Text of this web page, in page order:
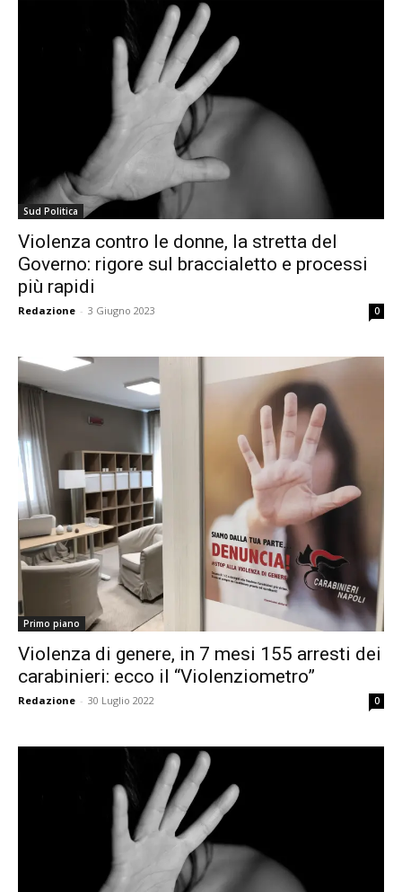
Sud Politica
Violenza contro le donne, la stretta del
Governo: rigore sul braccialetto e processi
più rapidi
Redazione - 3 Giugno 2023 0
Primo piano
Violenza di genere, in 7 mesi 155 arresti dei
carabinieri: ecco il “Violenziometro”
Redazione - 30 Luglio 2022 0